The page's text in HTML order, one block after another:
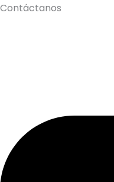
Contáctanos